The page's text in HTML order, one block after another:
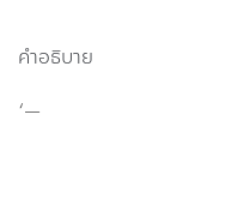
คำอธิบาย
‘—